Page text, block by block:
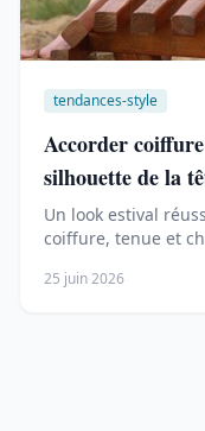
tendances-style
Accorder
silhouette de la
Un look estival
coiffure, tenue et
25 juin 2026